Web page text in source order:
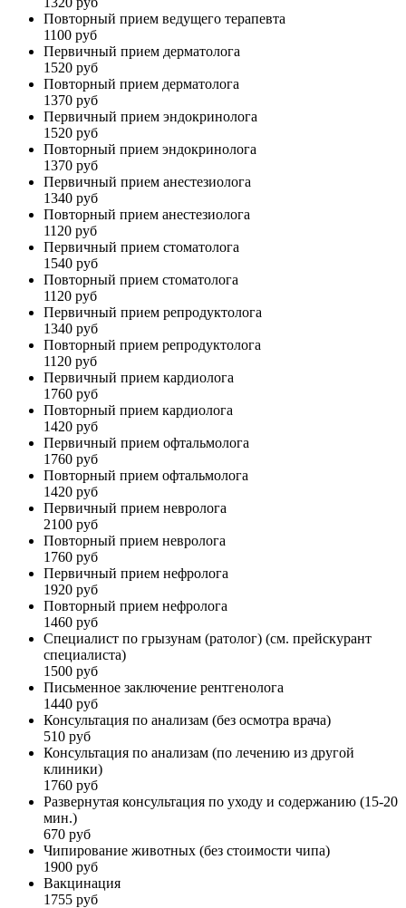
Повторный прием ведущего терапевта
1100 руб
Первичный прием дерматолога
1520 руб
Повторный прием дерматолога
1370 руб
Первичный прием эндокринолога
1520 руб
Повторный прием эндокринолога
1370 руб
Первичный прием анестезиолога
1340 руб
Повторный прием анестезиолога
1120 руб
Первичный прием стоматолога
1540 руб
Повторный прием стоматолога
1120 руб
Первичный прием репродуктолога
1340 руб
Повторный прием репродуктолога
1120 руб
Первичный прием кардиолога
1760 руб
Повторный прием кардиолога
1420 руб
Первичный прием офтальмолога
1760 руб
Повторный прием офтальмолога
1420 руб
Первичный прием невролога
2100 руб
Повторный прием невролога
1760 руб
Первичный прием нефролога
1920 руб
Повторный прием нефролога
1460 руб
Специалист по грызунам (ратолог) (см. прейскурант
специалиста)
1500 руб
Письменное заключение рентгенолога
1440 руб
Консультация по анализам (без осмотра врача)
510 руб
Консультация по анализам (по лечению из другой
клиники)
1760 руб
Развернутая консультация по уходу и содержанию (15-20
мин.)
670 руб
Чипирование животных (без стоимости чипа)
1900 руб
Вакцинация
1755 руб